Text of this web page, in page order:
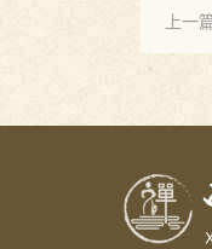
上一